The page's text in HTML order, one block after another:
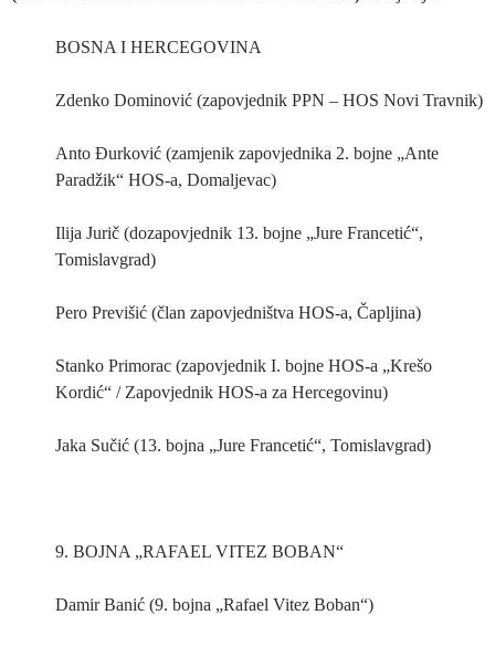
BOSNA I HERCEGOVINA
Zdenko Dominović (zapovjednik PPN – HOS Novi Travnik)
Anto Đurković (zamjenik zapovjednika 2. bojne „Ante
Paradžik“ HOS-a, Domaljevac)
Ilija Jurič (dozapovjednik 13. bojne „Jure Francetić“,
Tomislavgrad)
Pero Previšić (član zapovjedništva HOS-a, Čapljina)
Stanko Primorac (zapovjednik I. bojne HOS-a „Krešo
Kordić“ / Zapovjednik HOS-a za Hercegovinu)
Jaka Sučić (13. bojna „Jure Francetić“, Tomislavgrad)
9. BOJNA „RAFAEL VITEZ BOBAN“
Damir Banić (9. bojna „Rafael Vitez Boban“)